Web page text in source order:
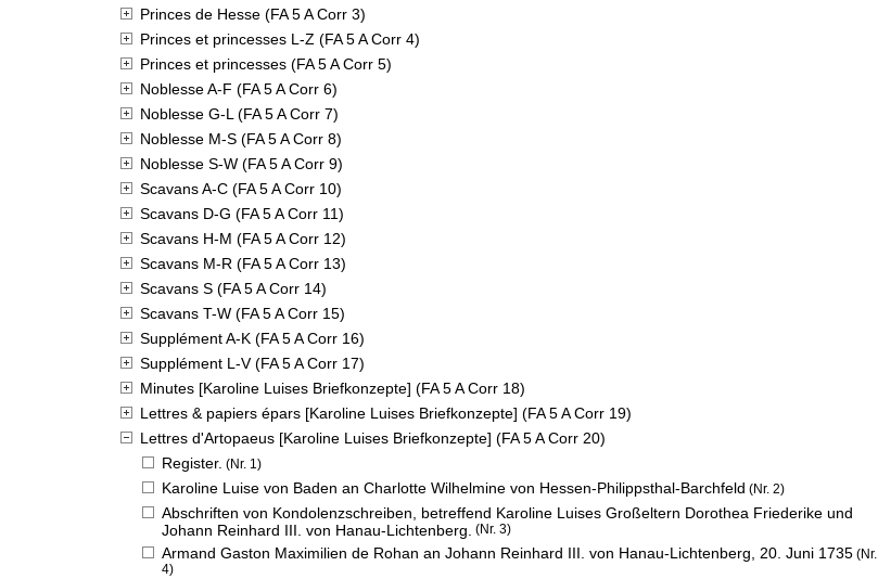
Princes de Hesse (FA 5 A Corr 3)
Princes et princesses L-Z (FA 5 A Corr 4)
Princes et princesses (FA 5 A Corr 5)
Noblesse A-F (FA 5 A Corr 6)
Noblesse G-L (FA 5 A Corr 7)
Noblesse M-S (FA 5 A Corr 8)
Noblesse S-W (FA 5 A Corr 9)
Scavans A-C (FA 5 A Corr 10)
Scavans D-G (FA 5 A Corr 11)
Scavans H-M (FA 5 A Corr 12)
Scavans M-R (FA 5 A Corr 13)
Scavans S (FA 5 A Corr 14)
Scavans T-W (FA 5 A Corr 15)
Supplément A-K (FA 5 A Corr 16)
Supplément L-V (FA 5 A Corr 17)
Minutes [Karoline Luises Briefkonzepte] (FA 5 A Corr 18)
Lettres & papiers épars [Karoline Luises Briefkonzepte] (FA 5 A Corr 19)
Lettres d'Artopaeus [Karoline Luises Briefkonzepte] (FA 5 A Corr 20)
Register. (Nr. 1)
Karoline Luise von Baden an Charlotte Wilhelmine von Hessen-Philippsthal-Barchfeld (Nr. 2)
Abschriften von Kondolenzschreiben, betreffend Karoline Luises Großeltern Dorothea Friederike und
Johann Reinhard III. von Hanau-Lichtenberg. (Nr. 3)
Armand Gaston Maximilien de Rohan an Johann Reinhard III. von Hanau-Lichtenberg, 20. Juni 1735 (Nr.
4)